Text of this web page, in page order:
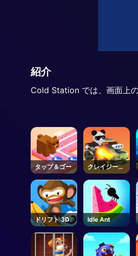
紹介
Cold Station では、画面上
タップ＆ゴー
クレイジーロ
ード
ドリフト 3D Idle Ant